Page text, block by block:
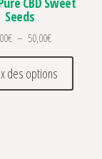
variations. Les
Seeds
€ – 50,00€Plage de prix
des options
Ce